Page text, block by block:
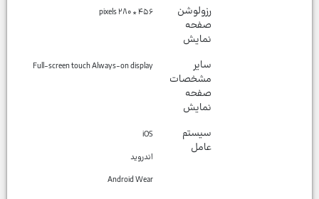
رزولوشن
صفحه
نمایش
۴۵۶ * ۲۸۰ pixels
سایر
مشخصات
صفحه
نمایش
Full-screen touch Always-on display
سیستم
عامل
Android Wear